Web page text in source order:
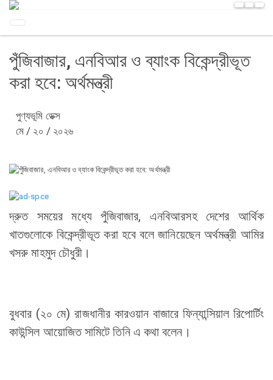
পুঁজিবাজার, এনবিআর ও ব্যাংক বিকেন্দ্রীভূত
করা হবে: অর্থমন্ত্রী
পুণ্যভূমি ডেক্স
মে / ২০ / ২০২৬
দ্রুত সময়ের মধ্যে পুঁজিবাজার, এনবিআরসহ দেশের আর্থিক
খাতগুলোকে বিকেন্দ্রীভূত করা হবে বলে জানিয়েছেন অর্থমন্ত্রী আমির
খসরু মাহমুদ চৌধুরী।
বুধবার (২০ মে) রাজধানীর কারওয়ান বাজারে ফিন্যান্সিয়াল রিপোর্টিং
কাউন্সিল আয়োজিত সামিটে তিনি এ কথা বলেন।